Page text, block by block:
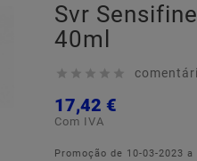
Svr
40ml
    
17,42 €
Com IVA
Promoção de 10-03-2023 a